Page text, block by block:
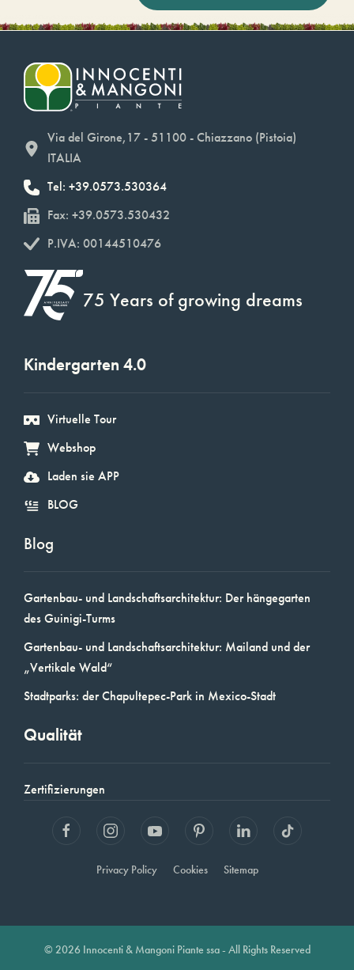
Via del Girone,17 - 51100 - Chiazzano (Pistoia)
ITALIA
Tel: +39.0573.530364
Fax: +39.0573.530432
P.IVA: 00144510476
75 Years of growing dreams
Kindergarten 4.0
Virtuelle Tour
Webshop
Laden sie APP
BLOG
Blog
Gartenbau- und Landschaftsarchitektur: Der hängegarten
des Guinigi-Turms
Gartenbau- und Landschaftsarchitektur: Mailand und der
„Vertikale Wald“
Stadtparks: der Chapultepec-Park in Mexico-Stadt
Qualität
Zertifizierungen
Privacy Policy Cookies Sitemap
© 2026 Innocenti & Mangoni Piante ssa - All Rights Reserved